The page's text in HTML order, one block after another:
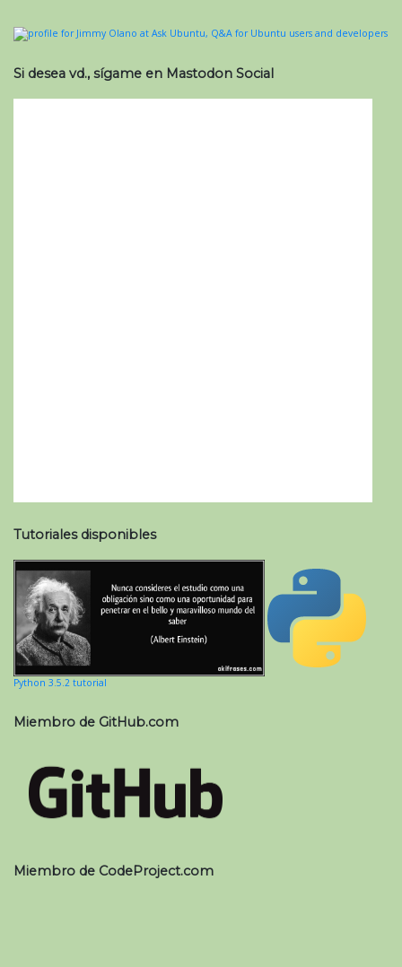
Si desea vd., sígame en Mastodon Social
Tutoriales disponibles
Python 3.5.2 tutorial
Miembro de GitHub.com
Miembro de CodeProject.com